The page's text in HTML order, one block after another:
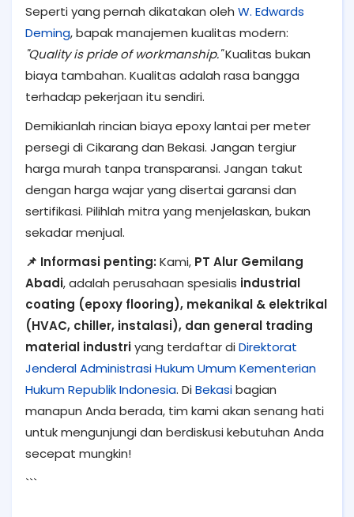
Seperti yang pernah dikatakan oleh W. Edwards
Deming, bapak manajemen kualitas modern:
"Quality is pride of workmanship."Kualitas bukan
biaya tambahan. Kualitas adalah rasa bangga
terhadap pekerjaan itu sendiri.
Demikianlah rincian biaya epoxy lantai per meter
persegi di Cikarang dan Bekasi. Jangan tergiur
harga murah tanpa transparansi. Jangan takut
dengan harga wajar yang disertai garansi dan
sertifikasi. Pilihlah mitra yang menjelaskan, bukan
sekadar menjual.
📌 Informasi penting: Kami, PT Alur Gemilang
Abadi, adalah perusahaan spesialis industrial
coating (epoxy flooring), mekanikal & elektrikal
(HVAC, chiller, instalasi), dan general trading
material industriyang terdaftar diDirektorat
Jenderal Administrasi Hukum Umum Kementerian
Hukum Republik Indonesia. DiBekasibagian
manapun Anda berada, tim kami akan senang hati
untuk mengunjungi dan berdiskusi kebutuhan Anda
secepat mungkin!
```